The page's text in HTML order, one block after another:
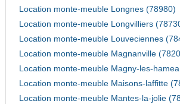
Location monte-meuble Longnes (78980)
Location monte-meuble Longvilliers
Location monte-meuble Louveciennes
Location monte-meuble Magnanville
Location monte-meuble Magny-les-
Location monte-meuble Maisons-laffitte
Location monte-meuble Mantes-la-jolie